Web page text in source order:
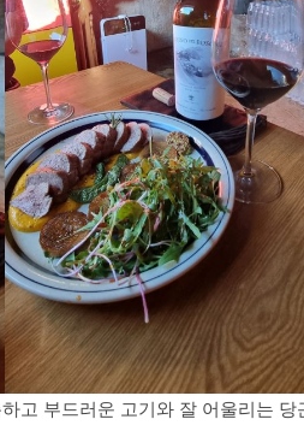
고 부드러운 고기와 잘 어울리는 당